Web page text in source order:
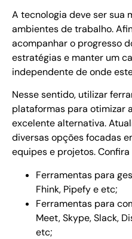
A tecnologia deve ser sua
ambientes de trabalho.
acompanhar o progresso
estratégias e manter um
independente de onde
Nesse sentido, utilizar
plataformas para otimizar
excelente alternativa.
diversas opções focadas
equipes e projetos.
Ferramentas para
Fhink, Pipefy e etc;
Ferramentas para
Meet, Skype, Slack,
etc;